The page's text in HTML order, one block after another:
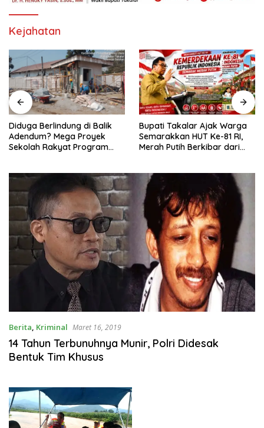
Kejahatan
Diduga Berlindung di Balik
Adendum? Mega Proyek
Sekolah Rakyat Program
Diminta Transparan
Bupati Takalar Ajak Warga
Semarakkan HUT Ke-81 RI,
Merah Putih Berkibar dari
Berita, Kriminal Maret 16, 2019
14 Tahun Terbunuhnya Munir, Polri Didesak
Bentuk Tim Khusus